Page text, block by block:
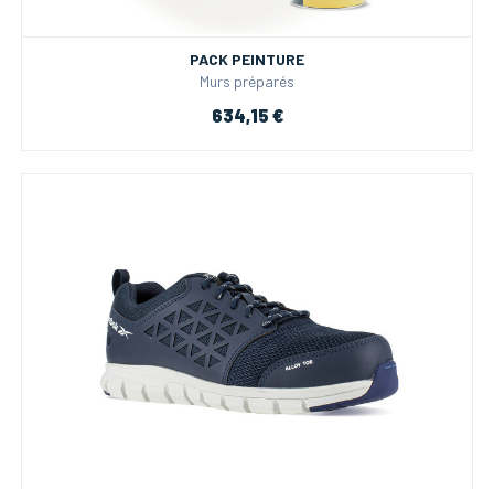
PACK PEINTURE
Murs préparés
634,15 €